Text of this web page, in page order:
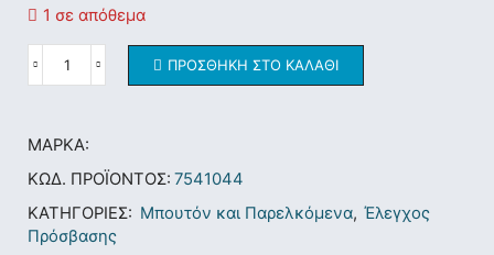
1 σε απόθεμα
ΠΡΟΣΘΉΚΗ ΣΤΟ ΚΑΛΆΘΙ
ΜΆΡΚΑ:
ΚΩΔ. ΠΡΟΪΌΝΤΟΣ: 7541044
ΚΑΤΗΓΟΡΊΕΣ: Mπουτόν και Παρελκόμενα, Έλεγχος
Πρόσβασης